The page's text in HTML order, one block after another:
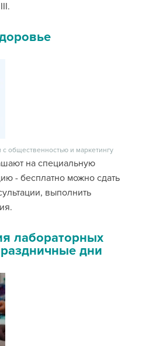
общественностью и маркетингу
на специальную
- бесплатно можно сдать
выполнить
лабораторных
дни